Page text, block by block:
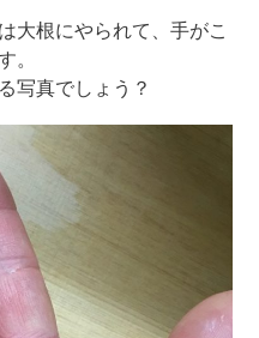
大根にやられて、手がこ
。
写真でしょう？